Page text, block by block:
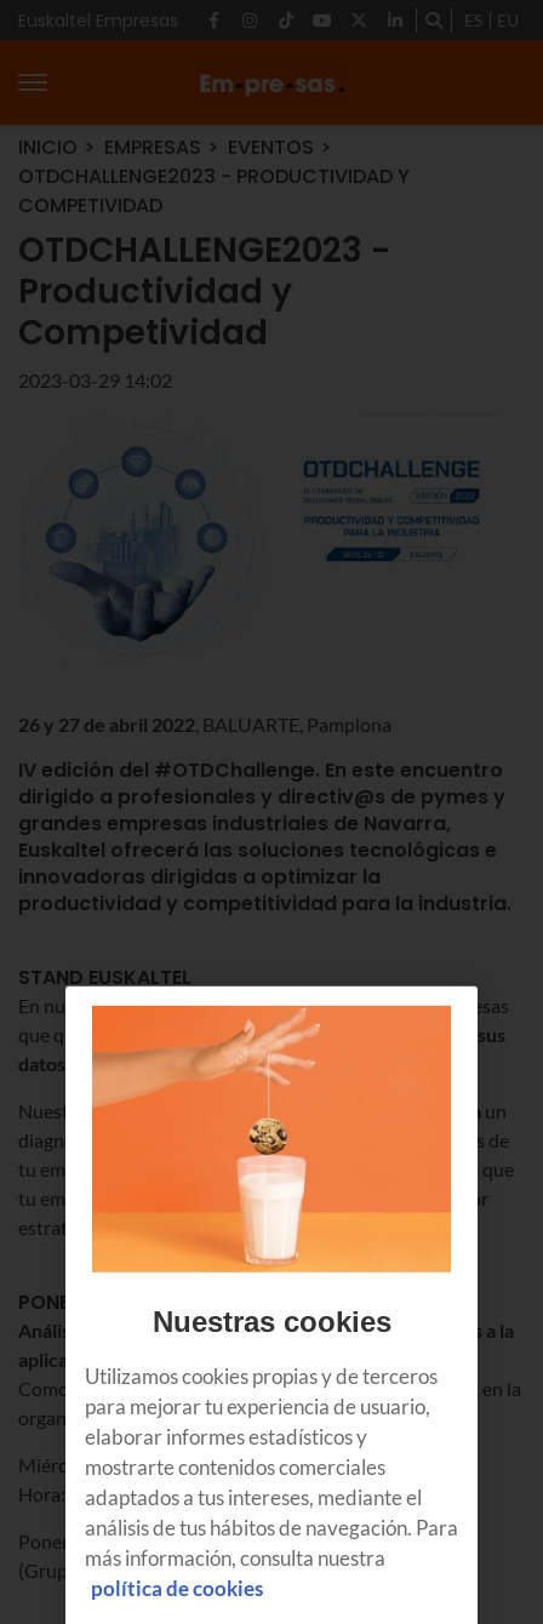
Euskaltel Empresas ES EU
INICIO EMPRESAS
EVENTOS
OTDCHALLENGE2023 - PRODUCTIVIDAD Y
COMPETIVIDAD
OTDCHALLENGE2023 -
Productividad y
Competividad
2023-03-29 14:02
26 y 27 de abril 2022, BALUARTE, Pamplona
IV edición del #OTDChallenge. En este encuentro
dirigido a profesionales y directiv@s de pymes y
grandes empresas industriales de Navarra,
Euskaltel ofrecerá las soluciones tecnológicas e
innovadoras dirigidas a optimizar la
productividad y competitividad para la industria.
STAND EUSKALTEL
En nuestro standdiagnóstico gratuitoa todas las empresas
que quieran conocer su estado de madurez en el
uso de sus
datos.
Nuestros expertos analizarán de manera personalizada un
diagnóstico gratuito de la madurez en el uso de los datos de
tu empresa. Y una vez analizado compartirán los puntos que
tu empresa debe acometer para poder implantar la mejor
estrategia para ser más competitivos.
PONENCIA TÉCNICA
Análisis de producción y eficiencia operacional gracias a la
aplicación de la IA
Como afrontar un proyecto con datos y aplicación de IA en la
organización
Miércoles, 26 de abril
Hora: 10:30
Ponente:Adrián Bertol , AI Sales Specialist en Euskaltel
(Grupo MásMóvil)
Nuestras cookies
Utilizamos cookies propias y de terceros
para mejorar tu experiencia de usuario,
elaborar informes estadísticos y
mostrarte contenidos comerciales
adaptados a tus intereses, mediante el
análisis de tus hábitos de navegación. Para
más información, consulta nuestra
política de cookies